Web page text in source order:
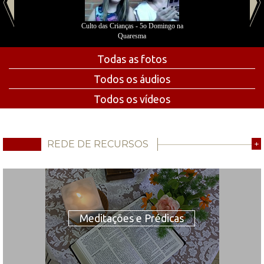
Culto das Crianças - 5o Domingo na
Quaresma
Todas as fotos
Todos os áudios
Todos os vídeos
REDE DE RECURSOS +
Meditações e Prédicas